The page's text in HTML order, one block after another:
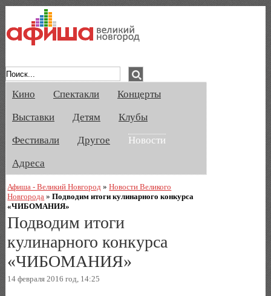
Кино Спектакли
Концерты
Выставки
Детям
Клубы
Фестивали
Другое
Новости
Адреса
Афиша - Великий Новгород »Новости Великого
Новгорода »Подводим итоги кулинарного конкурса
«ЧИБОМАНИЯ»
Подводим итоги
кулинарного конкурса
«ЧИБОМАНИЯ»
14 февраля 2016 год, 14:25